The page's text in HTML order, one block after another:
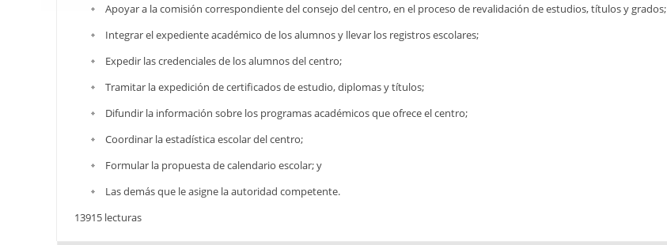
Apoyar a la comisión correspondiente del consejo del centro, en el proceso de revalidación de estudios, títulos y grados;
Integrar el expediente académico de los alumnos y llevar los registros escolares;
Expedir las credenciales de los alumnos del centro;
Tramitar la expedición de certificados de estudio, diplomas y títulos;
Difundir la información sobre los programas académicos que ofrece el centro;
Coordinar la estadística escolar del centro;
Formular la propuesta de calendario escolar; y
Las demás que le asigne la autoridad competente.
13915 lecturas